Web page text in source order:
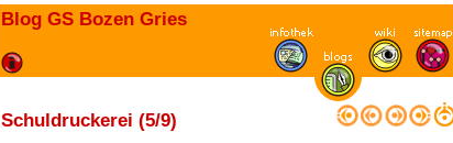
Blog GS Bozen Gries
Schuldruckerei (5/9)